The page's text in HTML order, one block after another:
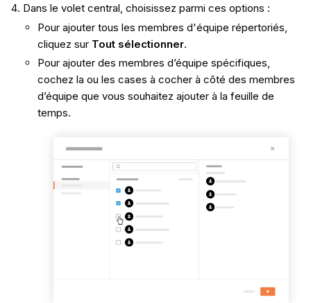
Dans le volet central, choisissez parmi ces options :
Pour ajouter tous les membres d'équipe répertoriés,
cliquez sur Tout sélectionner.
Pour ajouter des membres d’équipe spécifiques,
cochez la ou les cases à cocher à côté des membres
d’équipe que vous souhaitez ajouter à la feuille de
temps.